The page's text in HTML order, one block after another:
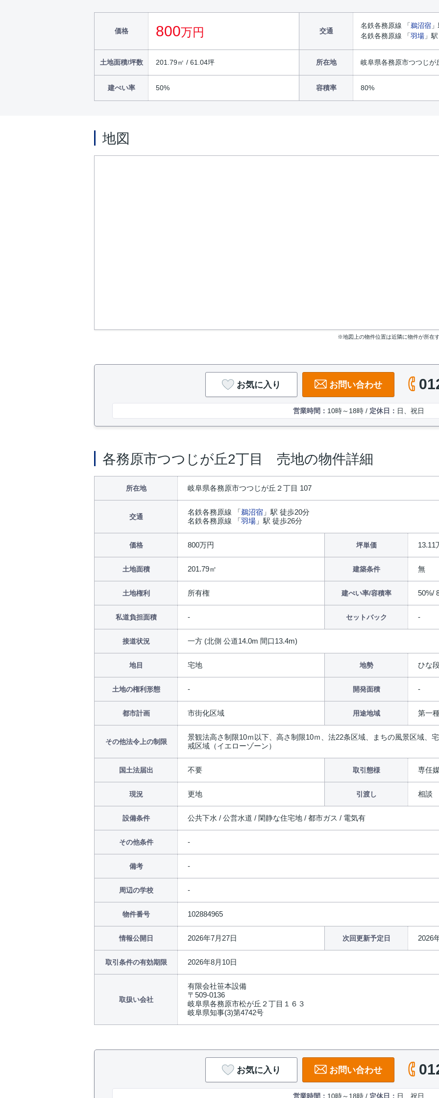
価格 800万円 交通
名鉄各務原線 「鵜沼宿
名鉄各務原線 「羽場 」
土地面積/坪数 201.79㎡ / 61.04坪 所在地 岐阜県各務原市つつじが
建ぺい率 50% 容積率 80%
地図
※地図上の物件位置は近隣に物件が所在
お気に入り お問い合わせ
営業時間： 10時～18時 / 定休日： 日、祝日
各務原市つつじが丘2丁目 売地の物件詳細
所在地 岐阜県各務原市つつじが丘２丁目 107
交通
名鉄各務原線 「鵜沼宿 」駅 徒歩20分
名鉄各務原線 「羽場 」駅 徒歩26分
価格 800万円 坪単価 13.11
土地面積 201.79㎡ 建築条件 無
土地権利 所有権 建ぺい率/容積率 50%/
私道負担面積 セットバック
接道状況 一方 (北側 公道14.0m 間口13.4m)
地目 宅地 地勢 ひな
土地の権利形態 開発面積
都市計画 市街化区域 用途地域 第一
その他法令上の制限
景観法高さ制限10ｍ以下、高さ制限10ｍ、法22条区域、まちの風景区域、
戒区域（イエローゾーン）
国土法届出 不要 取引態様 専任
現況 更地 引渡し 相談
設備条件 公共下水 / 公営水道 / 閑静な住宅地 / 都市ガス / 電気有
その他条件
備考
周辺の学校
物件番号 102884965
情報公開日 2026年7月27日 次回更新予定日 2026
取引条件の有効期限 2026年8月10日
取扱い会社
有限会社笹本設備
〒509-0136
岐阜県各務原市松が丘２丁目１６３
岐阜県知事(3)第4742号
お気に入り お問い合わせ
営業時間： 10時～18時 / 定休日： 日、祝日